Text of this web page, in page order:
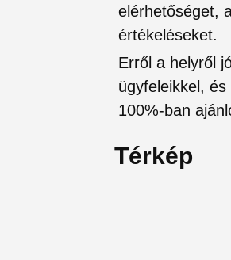
elérhetőséget,
értékeléseket.
Erről a helyről
ügyfeleikkel,
100%-ban
Térkép